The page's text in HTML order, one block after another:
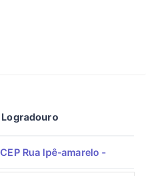
Logradouro
CEP Rua Ipê-amarelo -